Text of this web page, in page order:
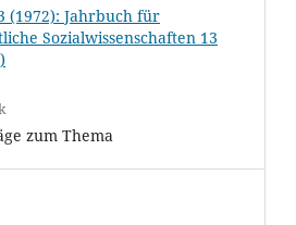
(1972): Jahrbuch für
Sozialwissenschaften 13
zum Thema